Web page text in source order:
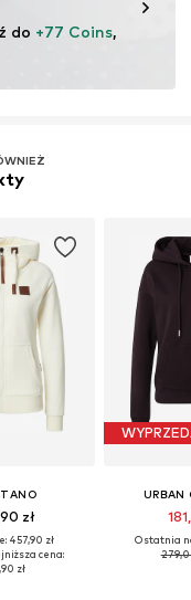
do +77 Coins,
zł
457,90 zł
cena:
zł
URBAN
Ostatnia